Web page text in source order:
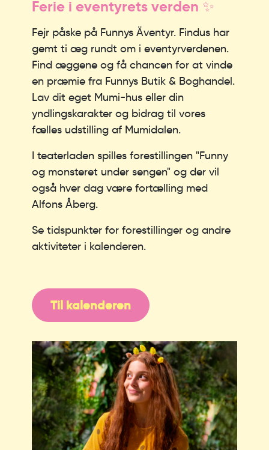
Ferie i eventyrets verden ✨
Fejr påske på Funnys Äventyr. Findus har
gemt ti æg rundt om i eventyrverdenen.
Find æggene og få chancen for at vinde
en præmie fra Funnys Butik & Boghandel.
Lav dit eget Mumi-hus eller din
yndlingskarakter og bidrag til vores
fælles udstilling af Mumidalen.
I teaterladen spilles forestillingen "Funny
og monsteret under sengen" og der vil
også hver dag være fortælling med
Alfons Åberg.
Se tidspunkter for forestillinger og andre
aktiviteter i kalenderen.
Til kalenderen